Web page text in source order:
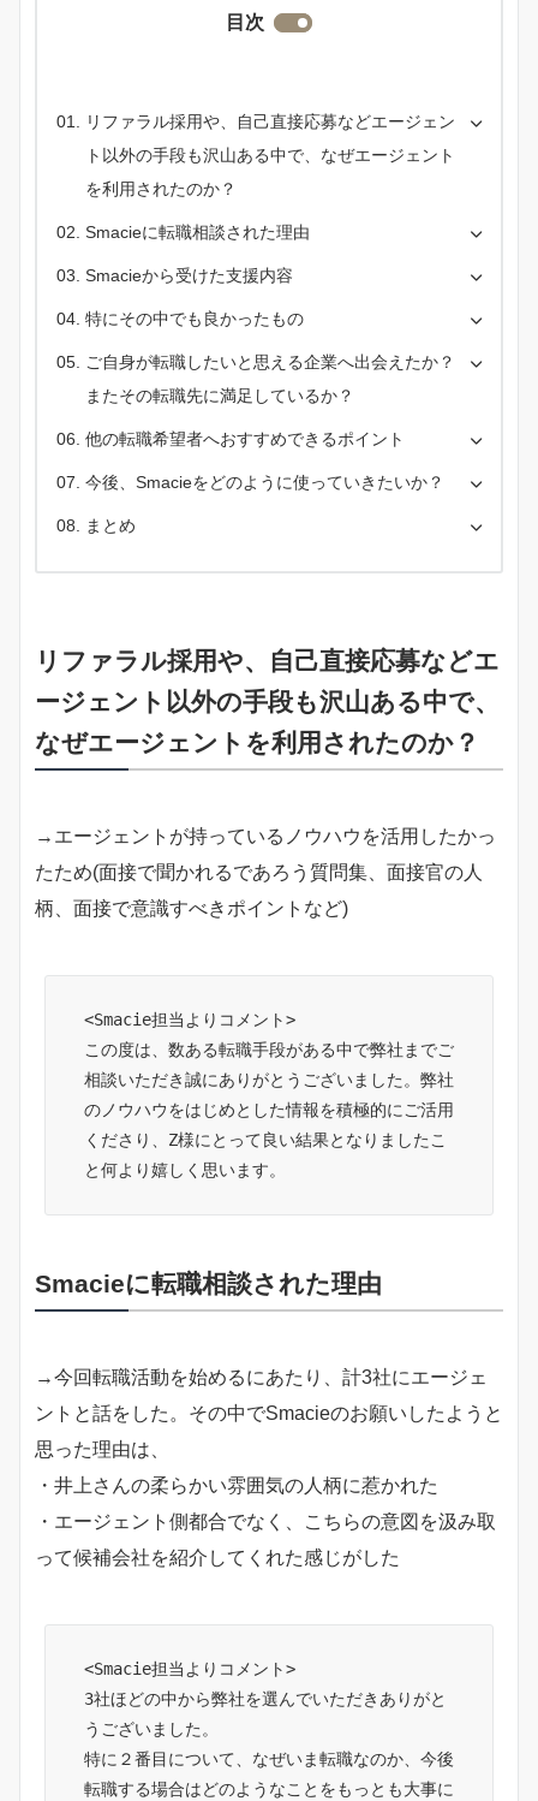
目次
リファラル採用や、自己直接応募などエージェン
ト以外の手段も沢山ある中で、なぜエージェント
を利用されたのか？
Smacieに転職相談された理由
Smacieから受けた支援内容
特にその中でも良かったもの
ご自身が転職したいと思える企業へ出会えたか？
またその転職先に満足しているか？
他の転職希望者へおすすめできるポイント
今後、Smacieをどのように使っていきたいか？
まとめ
リファラル採用や、自己直接応募などエ
ージェント以外の手段も沢山ある中で、
なぜエージェントを利用されたのか？
→エージェントが持っているノウハウを活用したかっ
たため(面接で聞かれるであろう質問集、面接官の人
柄、面接で意識すべきポイントなど)
<Smacie担当よりコメント>
この度は、数ある転職手段がある中で弊社までご
相談いただき誠にありがとうございました。弊社
のノウハウをはじめとした情報を積極的にご活用
くださり、Z様にとって良い結果となりましたこ
と何より嬉しく思います。
Smacieに転職相談された理由
→今回転職活動を始めるにあたり、計3社にエージェ
ントと話をした。その中でSmacieのお願いしたようと
思った理由は、
・井上さんの柔らかい雰囲気の人柄に惹かれた
・エージェント側都合でなく、こちらの意図を汲み取
って候補会社を紹介してくれた感じがした
<Smacie担当よりコメント>
3社ほどの中から弊社を選んでいただきありがと
うございました。
特に２番目について、なぜいま転職なのか、今後
転職する場合はどのようなことをもっとも大事に